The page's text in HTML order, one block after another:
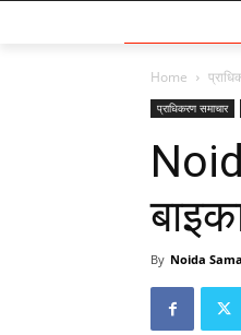
Home
प्राधिकरण समाचार
By Noida